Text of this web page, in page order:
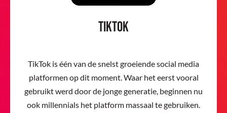
TikTok
TikTok is één van de snelst groeiende social media
platformen op dit moment. Waar het eerst vooral
gebruikt werd door de jonge generatie, beginnen nu
ook millennials het platform massaal te gebruiken.